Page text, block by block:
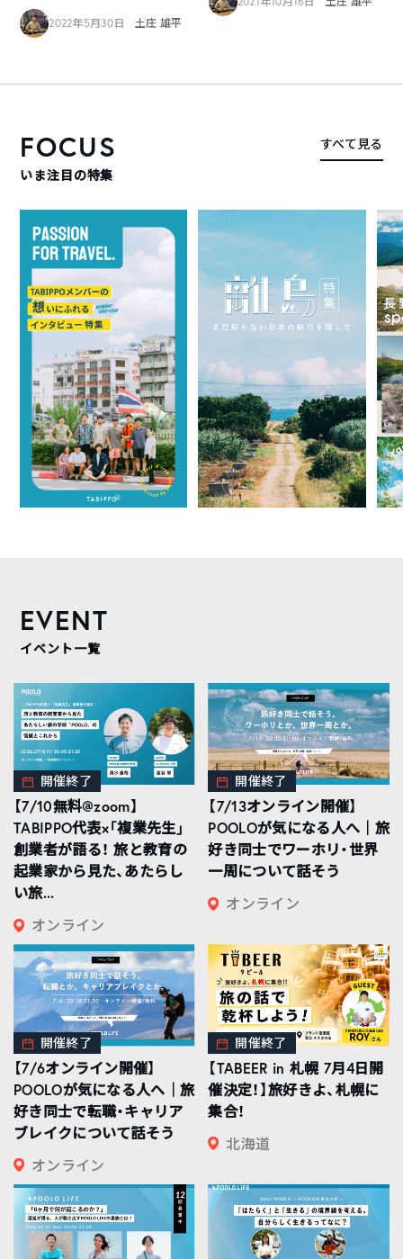
2022年5月30日 土庄 雄平
FOCUS
いま注目の特集
すべて見る
EVENT
イベント一覧
開催終了
【7/10無料@zoom】
TABIPPO代表×「複業先生」
創業者が語る！ 旅と教育の
起業家から見た、あたらし
い旅...
オンライン
開催終了
【7/13オンライン開催】
POOLOが気になる人へ｜旅
好き同士でワーホリ・世界
一周について話そう
オンライン
開催終了
【7/6オンライン開催】
POOLOが気になる人へ｜旅
好き同士で転職・キャリア
ブレイクについて話そう
オンライン
開催終了
【TABEER in 札幌 7月4日開
催決定！】旅好きよ、札幌に
集合！
北海道